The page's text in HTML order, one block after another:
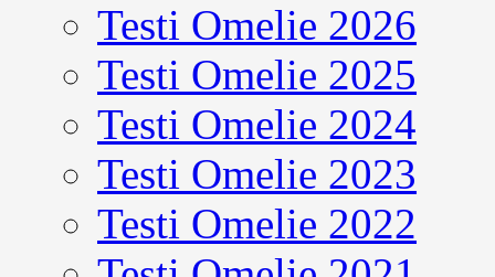
Testi Omelie 2026
Testi Omelie 2025
Testi Omelie 2024
Testi Omelie 2023
Testi Omelie 2022